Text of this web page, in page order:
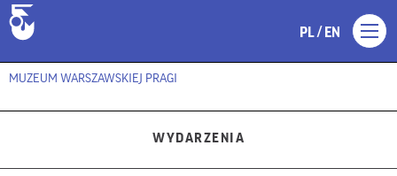
PL/ EN
MUZEUM WARSZAWSKIEJ PRAGI
WYDARZENIA